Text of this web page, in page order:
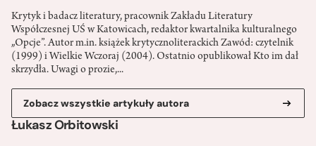
Krytyk i badacz literatury, pracownik Zakładu Literatury
Współczesnej UŚ w Katowicach, redaktor kwartalnika kulturalnego
„Opcje”. Autor m.in. książek krytycznoliterackich Zawód: czytelnik
(1999) i Wielkie Wczoraj (2004). Ostatnio opublikował Kto im dał
skrzydła. Uwagi o prozie,...
Zobacz wszystkie artykuły autora
Łukasz Orbitowski